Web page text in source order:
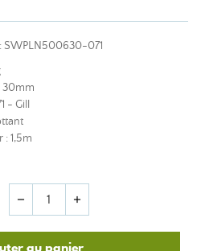
SWPLN500630-071
30mm
- Gill
: 1,5m
remove add
au panier